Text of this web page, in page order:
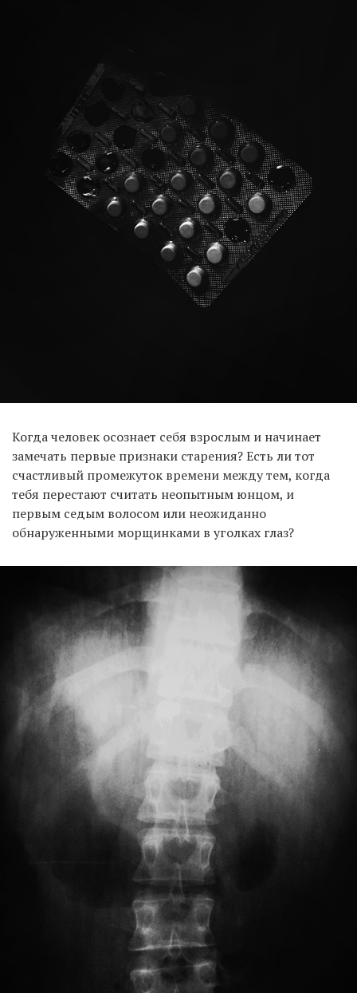
Когда человек осознает себя взрослым и начинает
замечать первые признаки старения? Есть ли тот
счастливый промежуток времени между тем, когда
тебя перестают считать неопытным юнцом, и
первым седым волосом или неожиданно
обнаруженными морщинками в уголках глаз?